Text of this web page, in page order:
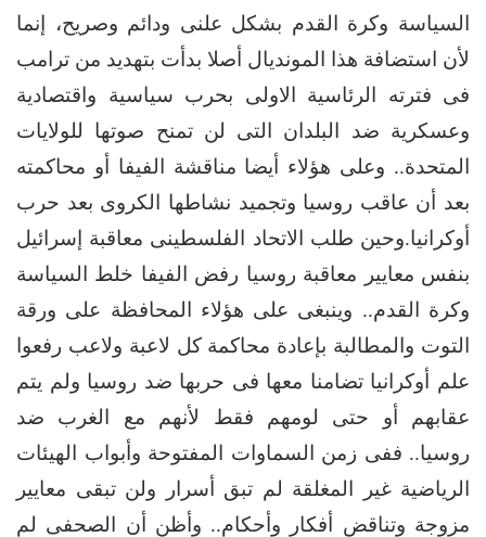
السياسة وكرة القدم بشكل علنى ودائم وصريح، إنما
لأن استضافة هذا المونديال أصلا بدأت بتهديد من ترامب
فى فترته الرئاسية الاولى بحرب سياسية واقتصادية
وعسكرية ضد البلدان التى لن تمنح صوتها للولايات
المتحدة.. وعلى هؤلاء أيضا مناقشة الفيفا أو محاكمته
بعد أن عاقب روسيا وتجميد نشاطها الكروى بعد حرب
أوكرانيا.وحين طلب الاتحاد الفلسطينى معاقبة إسرائيل
بنفس معايير معاقبة روسيا رفض الفيفا خلط السياسة
وكرة القدم.. وينبغى على هؤلاء المحافظة على ورقة
التوت والمطالبة بإعادة محاكمة كل لاعبة ولاعب رفعوا
علم أوكرانيا تضامنا معها فى حربها ضد روسيا ولم يتم
عقابهم أو حتى لومهم فقط لأنهم مع الغرب ضد
روسيا.. ففى زمن السماوات المفتوحة وأبواب الهيئات
الرياضية غير المغلقة لم تبق أسرار ولن تبقى معايير
مزوجة وتناقض أفكار وأحكام.. وأظن أن الصحفى لم